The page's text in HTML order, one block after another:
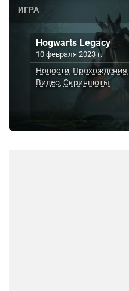
ИГРА
Hogwarts Legacy
10 февраля 2023 г.
Новости, Прохождения,
Видео,Скриншоты